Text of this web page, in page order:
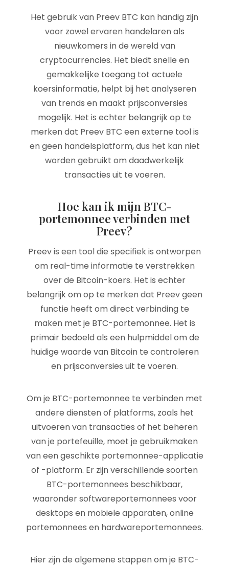
Het gebruik van Preev BTC kan handig zijn
voor zowel ervaren handelaren als
nieuwkomers in de wereld van
cryptocurrencies. Het biedt snelle en
gemakkelijke toegang tot actuele
koersinformatie, helpt bij het analyseren
van trends en maakt prijsconversies
mogelijk. Het is echter belangrijk op te
merken dat Preev BTC een externe tool is
en geen handelsplatform, dus het kan niet
worden gebruikt om daadwerkelijk
transacties uit te voeren.
Hoe kan ik mijn BTC-
portemonnee verbinden met
Preev?
Preev is een tool die specifiek is ontworpen
om real-time informatie te verstrekken
over de Bitcoin-koers. Het is echter
belangrijk om op te merken dat Preev geen
functie heeft om direct verbinding te
maken met je BTC-portemonnee. Het is
primair bedoeld als een hulpmiddel om de
huidige waarde van Bitcoin te controleren
en prijsconversies uit te voeren.
Om je BTC-portemonnee te verbinden met
andere diensten of platforms, zoals het
uitvoeren van transacties of het beheren
van je portefeuille, moet je gebruikmaken
van een geschikte portemonnee-applicatie
of -platform. Er zijn verschillende soorten
BTC-portemonnees beschikbaar,
waaronder softwareportemonnees voor
desktops en mobiele apparaten, online
portemonnees en hardwareportemonnees.
Hier zijn de algemene stappen om je BTC-